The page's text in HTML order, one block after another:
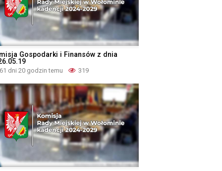
Gospodarki i Finansów z dnia
61 dni 20 godzin temu 319